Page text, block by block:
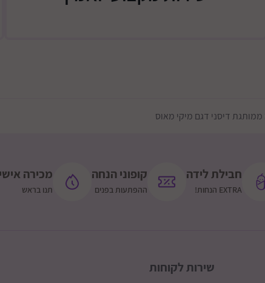
חבילת לידה
EXTRA הנחות!
קופוני הנחה
ההפתעות בפנים
מכירה
תנו בראש
שירות לקוחות